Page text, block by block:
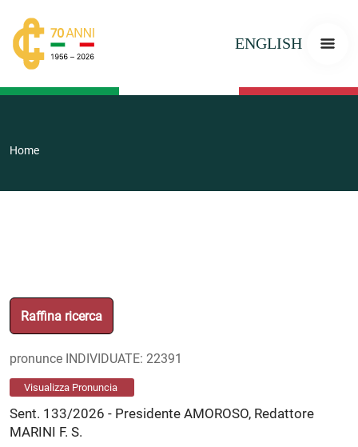
ENGLISH
Home
Raffina ricerca
pronunce INDIVIDUATE: 22391
Visualizza Pronuncia
Sent. 133/2026 - Presidente AMOROSO, Redattore
MARINI F. S.